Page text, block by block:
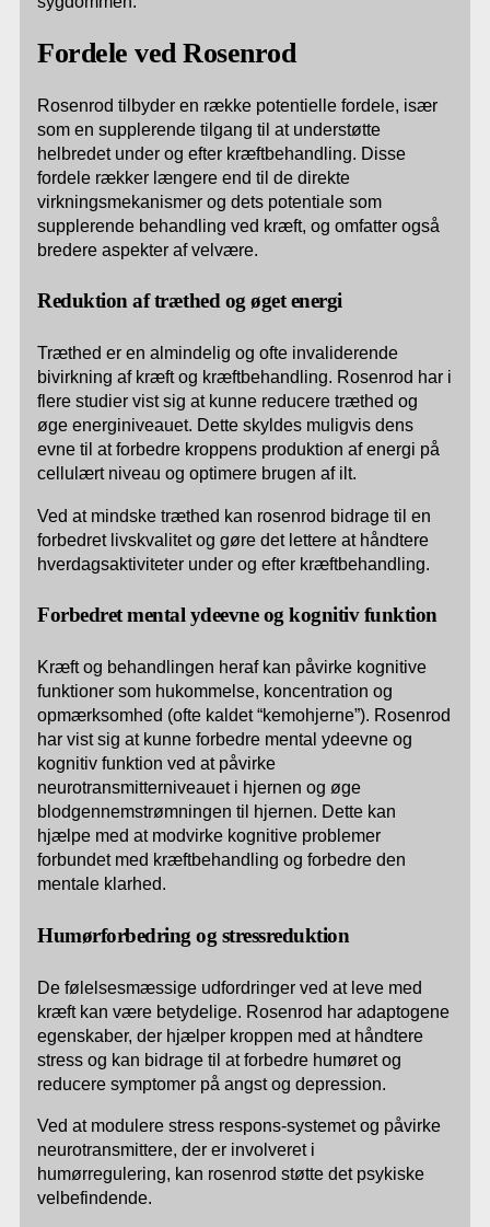
Fordele ved Rosenrod
Rosenrod tilbyder en række potentielle fordele, især
som en supplerende tilgang til at understøtte
helbredet under og efter kræftbehandling. Disse
fordele rækker længere end til de direkte
virkningsmekanismer og dets potentiale som
supplerende behandling ved kræft, og omfatter også
bredere aspekter af velvære.
Reduktion af træthed og øget energi
Træthed er en almindelig og ofte invaliderende
bivirkning af kræft og kræftbehandling. Rosenrod har i
flere studier vist sig at kunne reducere træthed og
øge energiniveauet. Dette skyldes muligvis dens
evne til at forbedre kroppens produktion af energi på
cellulært niveau og optimere brugen af ilt.
Ved at mindske træthed kan rosenrod bidrage til en
forbedret livskvalitet og gøre det lettere at håndtere
hverdagsaktiviteter under og efter kræftbehandling.
Forbedret mental ydeevne og kognitiv funktion
Kræft og behandlingen heraf kan påvirke kognitive
funktioner som hukommelse, koncentration og
opmærksomhed (ofte kaldet “kemohjerne”). Rosenrod
har vist sig at kunne forbedre mental ydeevne og
kognitiv funktion ved at påvirke
neurotransmitterniveauet i hjernen og øge
blodgennemstrømningen til hjernen. Dette kan
hjælpe med at modvirke kognitive problemer
forbundet med kræftbehandling og forbedre den
mentale klarhed.
Humørforbedring og stressreduktion
De følelsesmæssige udfordringer ved at leve med
kræft kan være betydelige. Rosenrod har adaptogene
egenskaber, der hjælper kroppen med at håndtere
stress og kan bidrage til at forbedre humøret og
reducere symptomer på angst og depression.
Ved at modulere stress respons-systemet og påvirke
neurotransmittere, der er involveret i
humørregulering, kan rosenrod støtte det psykiske
velbefindende.